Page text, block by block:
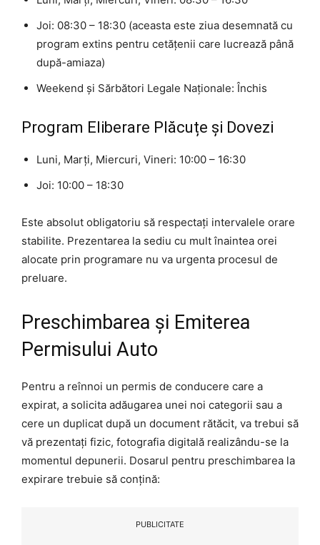
Joi: 08:30 – 18:30 (aceasta este ziua desemnată cu
program extins pentru cetățenii care lucrează până
după-amiaza)
Weekend și Sărbători Legale Naționale: Închis
Program Eliberare Plăcuțe și Dovezi
Luni, Marți, Miercuri, Vineri: 10:00 – 16:30
Joi: 10:00 – 18:30
Este absolut obligatoriu să respectați intervalele orare
stabilite. Prezentarea la sediu cu mult înaintea orei
alocate prin programare nu va urgenta procesul de
preluare.
Preschimbarea și Emiterea
Permisului Auto
Pentru a reînnoi un permis de conducere care a
expirat, a solicita adăugarea unei noi categorii sau a
cere un duplicat după un document rătăcit, va trebui să
vă prezentați fizic, fotografia digitală realizându-se la
momentul depunerii. Dosarul pentru preschimbarea la
expirare trebuie să conțină:
PUBLICITATE